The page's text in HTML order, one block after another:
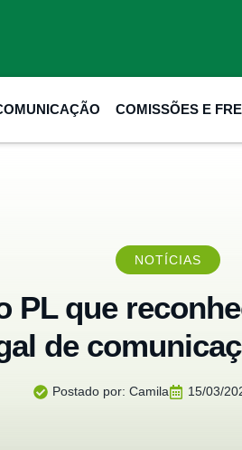
COMISSÕES E
NOTÍCIAS
PL que
de
Postado por: Camila 15/03/